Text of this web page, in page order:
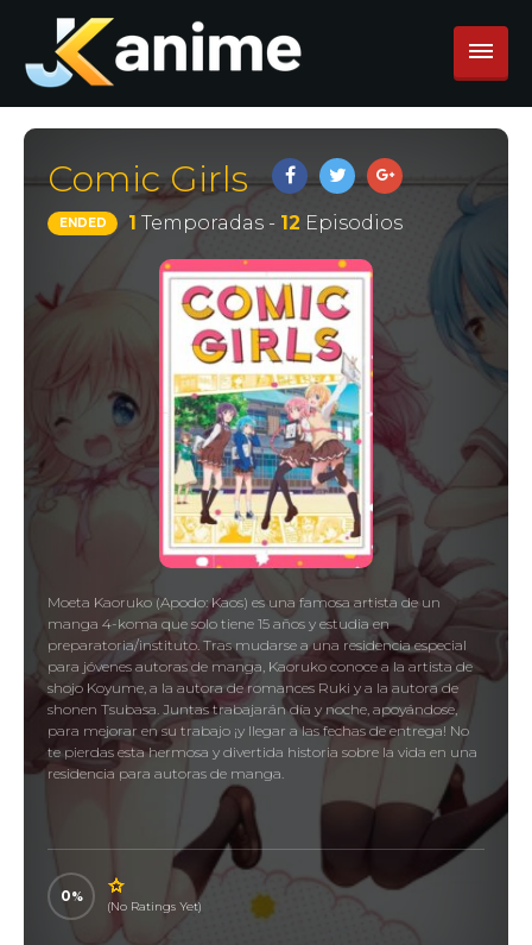
Comic Girls
ENDED 1 Temporadas - 12 Episodios
Moeta Kaoruko (Apodo: Kaos) es una famosa artista de un
manga 4-koma que solo tiene 15 años y estudia en
preparatoria/instituto. Tras mudarse a una residencia especial
para jóvenes autoras de manga, Kaoruko conoce a la artista de
shojo Koyume, a la autora de romances Ruki y a la autora de
shonen Tsubasa. Juntas trabajarán día y noche, apoyándose,
para mejorar en su trabajo ¡y llegar a las fechas de entrega! No
te pierdas esta hermosa y divertida historia sobre la vida en una
residencia para autoras de manga.
0
(No Ratings Yet)